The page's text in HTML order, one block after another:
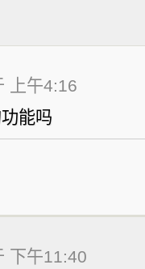
上午4:16
能吗
下午11:40